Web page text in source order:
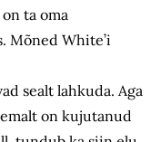
ta oma
Mõned White’i
sealt lahkuda. Aga
on kujutanud